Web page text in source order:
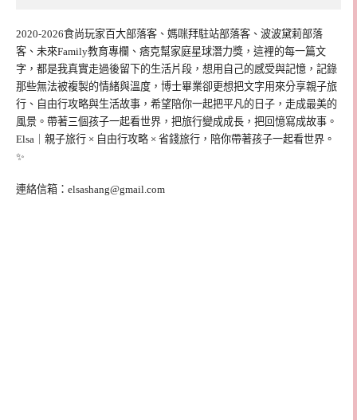
2020-2026食尚玩家百大部落客、媽咪拜駐站部落客、波波黛莉部落
客、未來Family教育專欄、痞克幫家庭星球潛力獎，這裡的每一篇文
字，都是我真實走過後留下的生活片段，想用自己的感受與記憶，記錄
那些無法被複製的情緒與溫度，博士畢業卻更想把文字用來分享親子旅
行、自由行攻略與生活故事，希望陪你一起把平凡的日子，走成最美的
風景。帶著三個孩子一起看世界，把旅行變成成長，把回憶寫成故事。
Elsa｜親子旅行 × 自由行攻略 × 省錢旅行，陪你帶著孩子一起看世界。
✨
連絡信箱： elsashang@gmail.com